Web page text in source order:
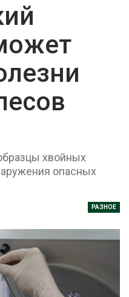
хвойных
опасных
РАЗНОЕ